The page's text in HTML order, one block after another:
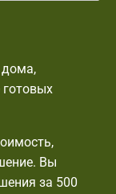
дома,
Вы
за 500